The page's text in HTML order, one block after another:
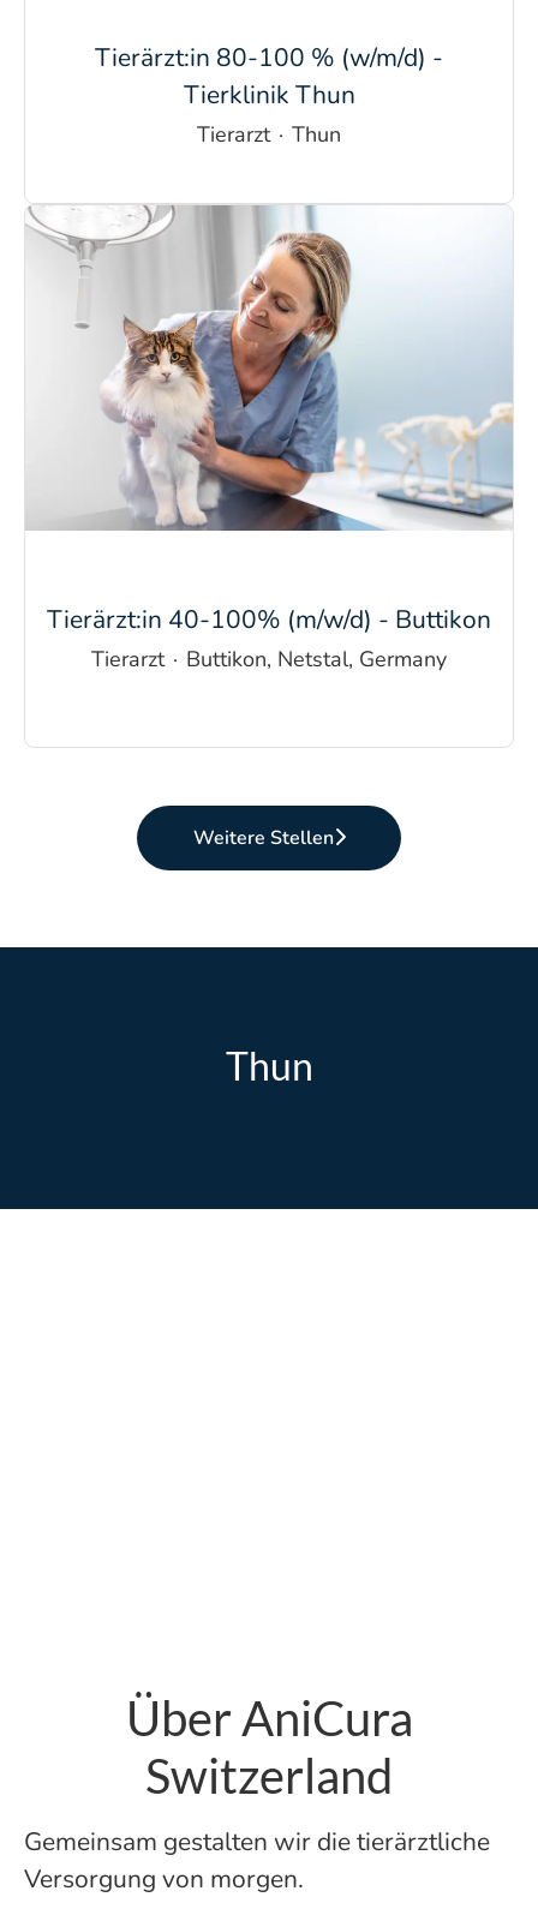
Tierärzt:in 80-100 % (w/m/d) -
Tierklinik Thun
Tierarzt · Thun
Tierärzt:in 40-100% (m/w/d) - Buttikon
Tierarzt · Buttikon, Netstal, Germany
Weitere Stellen
Thun
Über AniCura
Switzerland
Gemeinsam gestalten wir die tierärztliche
Versorgung von morgen.